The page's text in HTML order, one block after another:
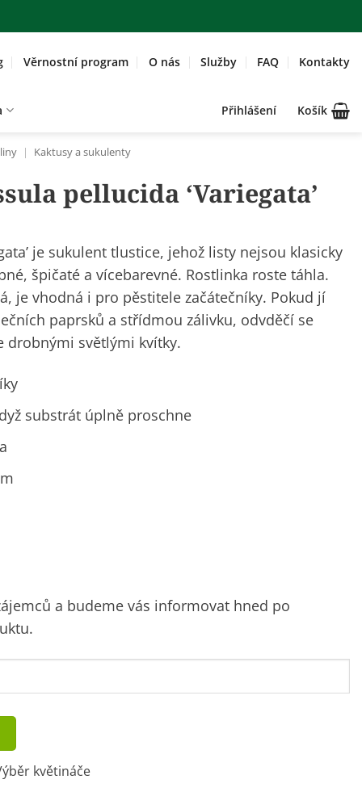
Věrnostní program O nás Služby FAQ Kontakty
Přihlášení Košík
| Kaktusy a sukulenty
pellucida ‘Variegata’
je sukulent tlustice, jehož listy nejsou klasicky
špičaté a vícebarevné. Rostlinka roste táhla.
je vhodná i pro pěstitele začátečníky. Pokud jí
paprsků a střídmou zálivku, odvděčí se
drobnými světlými kvítky.
substrát úplně proschne
a budeme vás informovat hned po
květináče